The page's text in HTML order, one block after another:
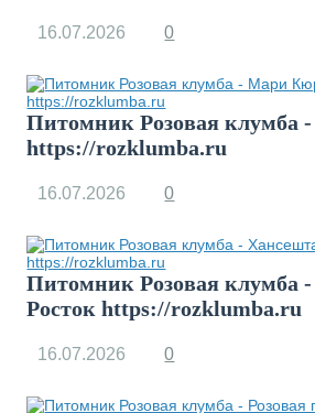
16.07.2026 0
Питомник Розовая
https://rozklumba.ru
16.07.2026 0
Питомник Розовая клумба
Росток https://rozklumba.ru
16.07.2026 0